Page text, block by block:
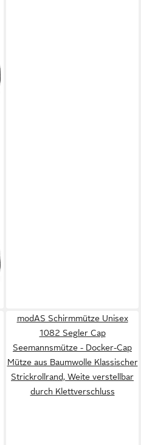
modAS Schirmmütze Unisex
1082 Segler Cap
Seemannsmütze - Docker-Cap
Mütze aus Baumwolle Klassischer
Strickrollrand, Weite verstellbar
durch Klettverschluss